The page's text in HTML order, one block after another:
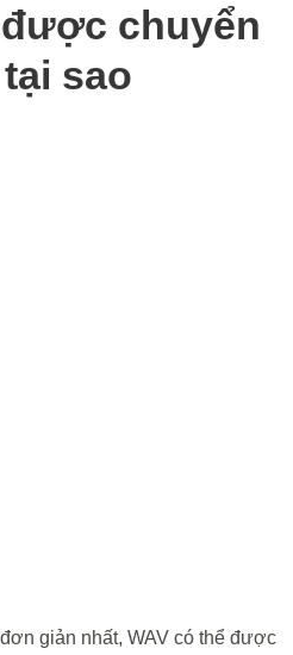
chuyển
sao
giản nhất, WAV có thể được